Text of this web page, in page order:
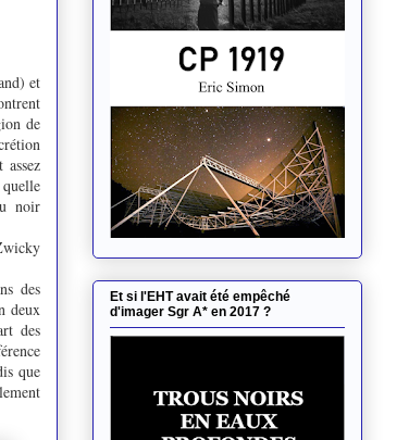
et
de
noir
des
deux
des
que
Et si l'EHT avait été empêché
d'imager Sgr A* en 2017 ?